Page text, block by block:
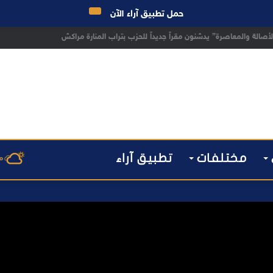
يطيح بقاصر مشتبه في تورطه في سرقة مسلحة..
مختلفات تطبيق آراء
حمل تطبيق آراء الآن